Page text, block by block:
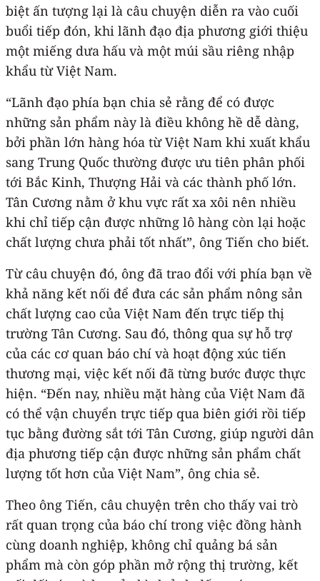
biệt ấn tượng lại là câu chuyện diễn ra vào cuối
buổi tiếp đón, khi lãnh đạo địa phương giới thiệu
một miếng dưa hấu và một múi sầu riêng nhập
khẩu từ Việt Nam.
“Lãnh đạo phía bạn chia sẻ rằng để có được
những sản phẩm này là điều không hề dễ dàng,
bởi phần lớn hàng hóa từ Việt Nam khi xuất khẩu
sang Trung Quốc thường được ưu tiên phân phối
tới Bắc Kinh, Thượng Hải và các thành phố lớn.
Tân Cương nằm ở khu vực rất xa xôi nên nhiều
khi chỉ tiếp cận được những lô hàng còn lại hoặc
chất lượng chưa phải tốt nhất”, ông Tiến cho biết.
Từ câu chuyện đó, ông đã trao đổi với phía bạn về
khả năng kết nối để đưa các sản phẩm nông sản
chất lượng cao của Việt Nam đến trực tiếp thị
trường Tân Cương. Sau đó, thông qua sự hỗ trợ
của các cơ quan báo chí và hoạt động xúc tiến
thương mại, việc kết nối đã từng bước được thực
hiện. “Đến nay, nhiều mặt hàng của Việt Nam đã
có thể vận chuyển trực tiếp qua biên giới rồi tiếp
tục bằng đường sắt tới Tân Cương, giúp người dân
địa phương tiếp cận được những sản phẩm chất
lượng tốt hơn của Việt Nam”, ông chia sẻ.
Theo ông Tiến, câu chuyện trên cho thấy vai trò
rất quan trọng của báo chí trong việc đồng hành
cùng doanh nghiệp, không chỉ quảng bá sản
phẩm mà còn góp phần mở rộng thị trường, kết